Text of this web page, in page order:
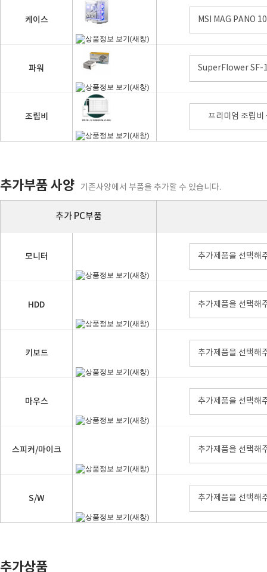
케이스 MSI MAG PANO
파워 SuperFlower SF-
조립비 프리미엄 조립비
추가부품 사양 기존사양에서 부품을 추가할 수 있습니다.
추가 PC부품
모니터 추가제품을 선택해
HDD 추가제품을 선택해
키보드 추가제품을 선택해
마우스 추가제품을 선택해
스피커/마이크 추가제품을 선택해
S/W 추가제품을 선택해
추가상품